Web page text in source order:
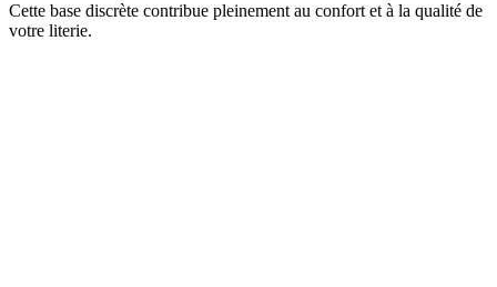
Cette base discrète contribue pleinement au confort et à la qualité de
votre literie.